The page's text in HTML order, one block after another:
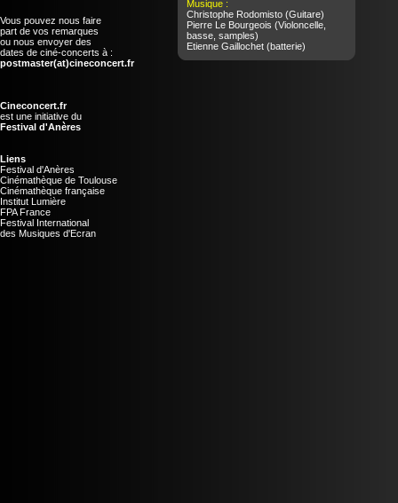
Vous pouvez nous faire
part de vos remarques
ou nous envoyer des
dates de ciné-concerts à :
postmaster(at)cineconcert.fr
Cineconcert.fr
est une initiative du
Festival d'Anères
Liens
Festival d'Anères
Cinémathèque de Toulouse
Cinémathèque française
Institut Lumière
FPA France
Festival International
des Musiques d'Ecran
Musique :
Christophe Rodomisto (Guitare)
Pierre Le Bourgeois (Violoncelle,
basse, samples)
Etienne Gaillochet (batterie)